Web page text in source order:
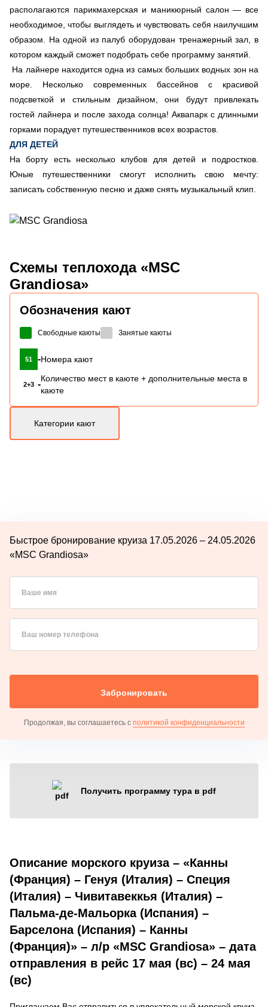
располагаются парикмахерская и маникюрный салон — все
необходимое, чтобы выглядеть и чувствовать себя наилучшим
образом. На одной из палуб оборудован тренажерный зал, в
котором каждый сможет подобрать себе программу занятий.
На лайнере находится одна из самых больших водных зон на
море. Несколько современных бассейнов с красивой
подсветкой и стильным дизайном, они будут привлекать
гостей лайнера и после захода солнца! Аквапарк с длинными
горками порадует путешественников всех возрастов.
ДЛЯ ДЕТЕЙ
На борту есть несколько клубов для детей и подростков.
Юные путешественники смогут исполнить свою мечту:
записать собственную песню и даже снять музыкальный клип.
Схемы теплохода «MSC
Grandiosa»
Обозначения кают
Свободные каюты Занятые каюты
51 -Номера кают
2+3 -
Количество мест в каюте + дополнительные места в
каюте
Категории кают
Быстрое бронирование круиза 17.05.2026 – 24.05.2026
«MSC Grandiosa»
Ваше имя
Ваш номер телефона
Забронировать
Продолжая, вы соглашаетесь с политикой конфиденциальности
Получить программу тура в pdf
Описание морского круиза – «Канны
(Франция) – Генуя (Италия) – Специя
(Италия) – Чивитавеккья (Италия) –
Пальма-де-Мальорка (Испания) –
Барселона (Испания) – Канны
(Франция)» – л/р «MSC Grandiosa» – дата
отправления в рейс 17 мая (вс) – 24 мая
(вс)